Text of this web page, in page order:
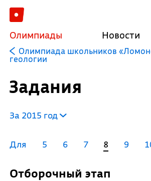
Олимпиады Новости
Олимпиада школьников
геологии
Задания
За 2015 год
Для 5 6 7 8 9
Отборочный этап